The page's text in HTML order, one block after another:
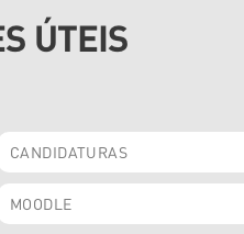
ÚTEIS
CANDIDATURAS
MOODLE